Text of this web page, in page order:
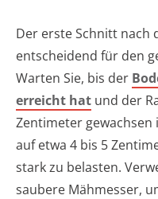
Der erste Schnitt nach
entscheidend für den
Warten Sie, bis der
erreicht hat und der
Zentimeter gewachsen
auf etwa 4 bis 5
stark zu belasten.
saubere Mähmesser,